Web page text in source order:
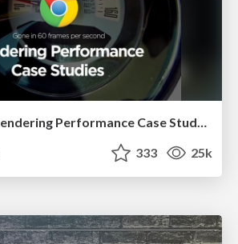
VelocityConf: Rendering Performance Case Studies
333 25k